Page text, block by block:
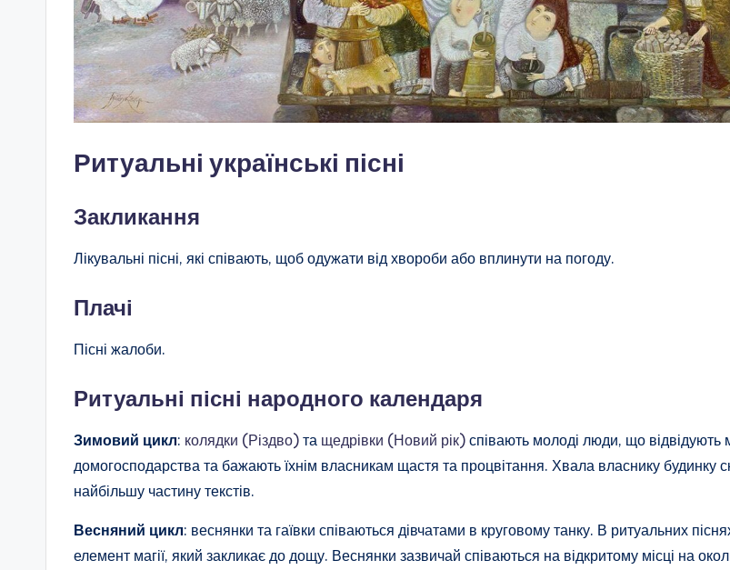
Ритуальні українські пісні
Закликання
Лікувальні пісні, які співають, щоб одужати від хвороби або вплинути на погоду.
Плачі
Пісні жалоби.
Ритуальні пісні народного календаря
Зимовий цикл: колядки (Різдво) та щедрівки (Новий рік) співають молоді люди, що відвідують
домогосподарства та бажають їхнім власникам щастя та процвітання. Хвала власнику будинку
найбільшу частину текстів.
Весняний цикл: веснянки та гаївки співаються дівчатами в круговому танку. В ритуальних
елемент магії, який закликає до дощу. Веснянки зазвичай співаються на відкритому місці на